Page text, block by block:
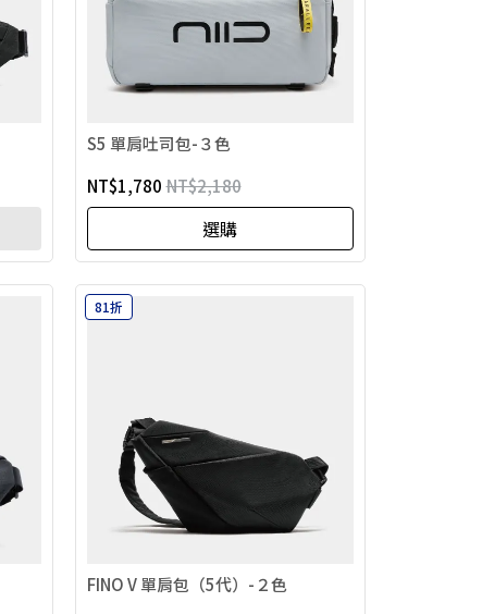
S5 單肩吐司包-３色
NT$1,780 NT$2,180
選購
81折
FINO V 單肩包（5代）-２色